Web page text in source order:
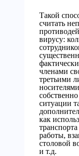
Такой
считать
вирусу:
членами
третьими
ситуации
как
работы,
столовой
и т.д.